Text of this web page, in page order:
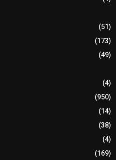
(51)
(173)
(49)
(4)
(950)
(14)
(38)
(4)
(169)